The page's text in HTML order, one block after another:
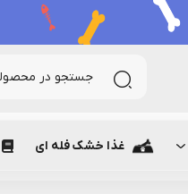
غذا خشک فله ای
سوپ و کنسرو سگ وم پته Gemon مخصوص توله سگ با طعم بوقلمون